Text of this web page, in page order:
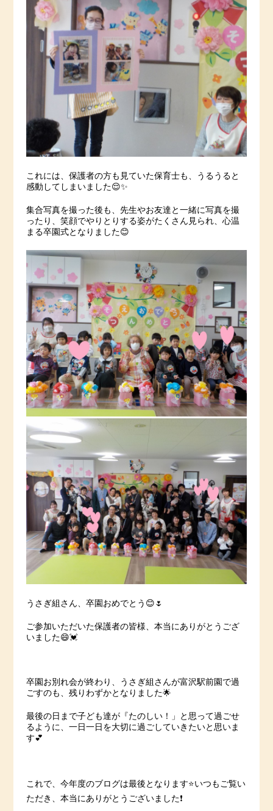
これには、保護者の方も見ていた保育士も、うるうると
感動してしまいました😌✨
集合写真を撮った後も、先生やお友達と一緒に写真を撮
ったり、笑顔でやりとりする姿がたくさん見られ、心温
まる卒園式となりました😊
うさぎ組さん、卒園おめでとう😊🌷
ご参加いただいた保護者の皆様、本当にありがとうござ
いました😄💓
卒園お別れ会が終わり、うさぎ組さんが富沢駅前園で過
ごすのも、残りわずかとなりました🌟
最後の日まで子ども達が『たのしい！」と思って過ごせ
るように、一日一日を大切に過ごしていきたいと思いま
す💕
これで、今年度のブログは最後となります⭐️いつもご覧い
ただき、本当にありがとうございました❗️